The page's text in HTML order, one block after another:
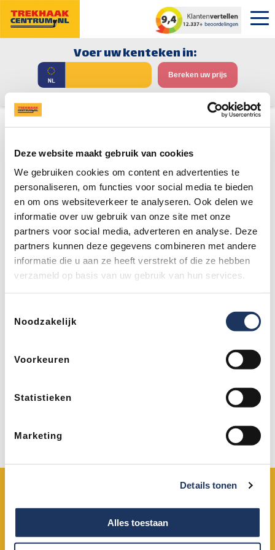
Deze website maakt gebruik van cookies
We gebruiken cookies om content en advertenties te
personaliseren, om functies voor social media te bieden
en om ons websiteverkeer te analyseren. Ook delen we
informatie over uw gebruik van onze site met onze
partners voor social media, adverteren en analyse. Deze
partners kunnen deze gegevens combineren met andere
informatie die u aan ze heeft verstrekt of die ze hebben
verzameld op basis van uw gebruik van hun services.
Noodzakelijk
Voorkeuren
Statistieken
Marketing
Details tonen
Alles toestaan
Voer uw kenteken in:
Bereken uw prijs
Trekhaak VolkswagenID.Polo
Hou mij op de hoogte!
Op dit moment is er nog geen trekhaak beschikbaar voor de
Volkswagen ID.Polo.
Laat uw naam en emailadres achter en wij sturen u direct een
bericht zodra er een trekhaak beschikbaar komt voor de
Volkswagen ID.Polo.
U kunt dan geheel vrijblijvend een offerte aanvragen.
Verzenden
Maandag t/m vrijdag: